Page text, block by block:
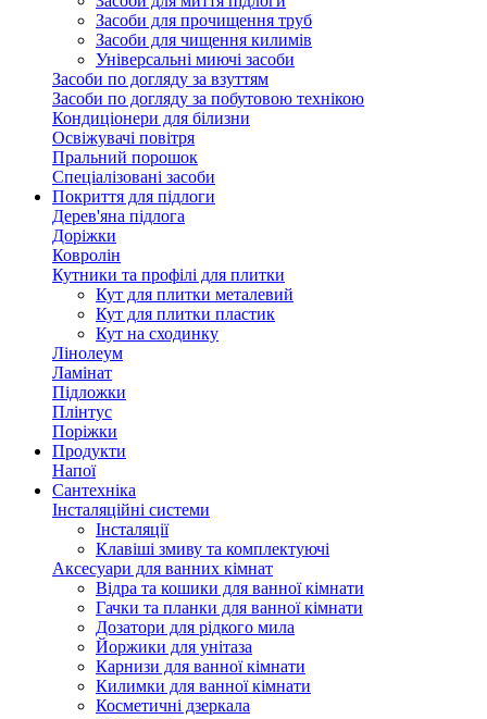
Засоби для прочищення труб
Засоби для чищення килимів
Універсальні миючі засоби
Засоби по догляду за взуттям
Засоби по догляду за побутовою технікою
Кондиціонери для білизни
Освіжувачі повітря
Пральний порошок
Спеціалізовані засоби
Покриття для підлоги
Дерев'яна підлога
Доріжки
Ковролін
Кутники та профілі для плитки
Кут для плитки металевий
Кут для плитки пластик
Кут на сходинку
Лінолеум
Ламінат
Підложки
Плінтус
Поріжки
Продукти
Напої
Сантехніка
Інсталяційні системи
Інсталяції
Клавіші змиву та комплектуючі
Аксесуари для ванних кімнат
Відра та кошики для ванної кімнати
Гачки та планки для ванної кімнати
Дозатори для рідкого мила
Йоржики для унітаза
Карнизи для ванної кімнати
Килимки для ванної кімнати
Косметичні дзеркала